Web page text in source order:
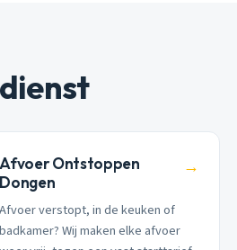
Afvoer Ontstoppen
Dongen
→
Afvoer verstopt, in de keuken of
badkamer? Wij maken elke afvoer